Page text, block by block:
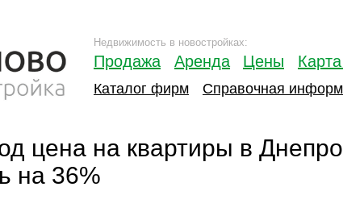
Недвижимость в новостройках:
Продажа Аренда Цены
Каталог фирм
Справочная
цена на квартиры в
на 36%